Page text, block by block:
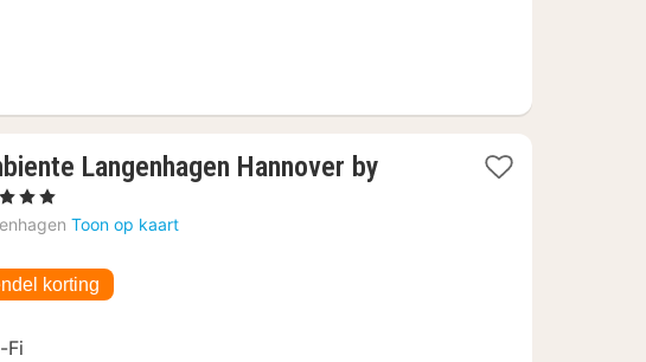
Langenhagen Hannover by
1
nacht
, 3 Sterren
Toon op kaart
korting
Fi